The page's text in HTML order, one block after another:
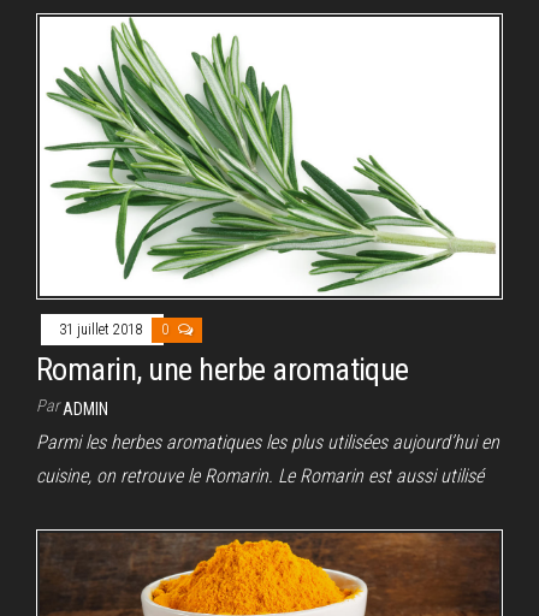
31 juillet 2018 0
Romarin, une herbe aromatique
ParADMIN
Parmi les herbes aromatiques les plus utilisées aujourd’hui en
cuisine, on retrouve le Romarin. Le Romarin est aussi utilisé